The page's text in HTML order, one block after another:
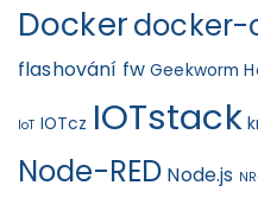
Dockerdocker-
flashování fw Geekworm
IoT IOTcz IOTstack
Node-RED Node.js